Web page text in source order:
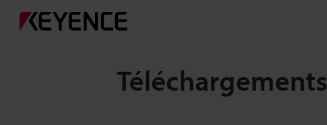
Téléchargements